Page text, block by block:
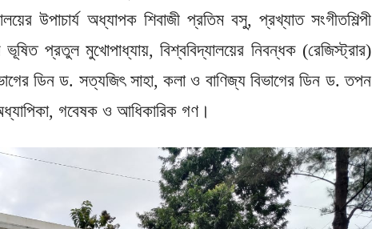
উপাচার্য অধ্যাপক শিবাজী প্রতিম বসু, প্রখ্যাত সংগীতশিল্পী
প্রতুল মুখোপাধ্যায়, বিশ্ববিদ্যালয়ের নিবন্ধক (রেজিস্ট্রার)
ডিন ড. সত্যজিৎ সাহা, কলা ও বাণিজ্য বিভাগের ডিন ড. তপন
গবেষক ও আধিকারিক গণ।